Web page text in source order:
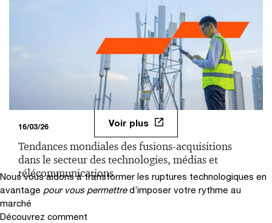
Global Entertainment & Media Outlook 2023-
16/03/26
Tendances mondiales des fusions-acquisitions
dans le secteur des technologies, médias et
télécommunications
Voir plus
Nous vous aidons à transformer les ruptures technologiques en
avantage pour vous permettre d’imposer votre rythme au
marché
Découvrez comment